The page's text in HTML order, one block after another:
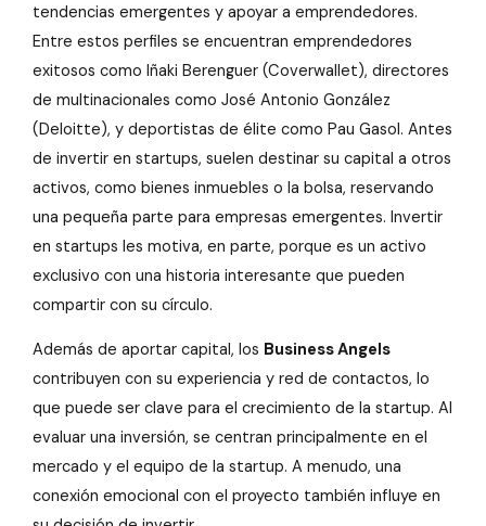
tendencias emergentes y apoyar a emprendedores.
Entre estos perfiles se encuentran emprendedores
exitosos como Iñaki Berenguer (Coverwallet), directores
de multinacionales como José Antonio González
(Deloitte), y deportistas de élite como Pau Gasol. Antes
de invertir en startups, suelen destinar su capital a otros
activos, como bienes inmuebles o la bolsa, reservando
una pequeña parte para empresas emergentes. Invertir
en startups les motiva, en parte, porque es un activo
exclusivo con una historia interesante que pueden
compartir con su círculo.
Además de aportar capital, los Business Angels
contribuyen con su experiencia y red de contactos, lo
que puede ser clave para el crecimiento de la startup. Al
evaluar una inversión, se centran principalmente en el
mercado y el equipo de la startup. A menudo, una
conexión emocional con el proyecto también influye en